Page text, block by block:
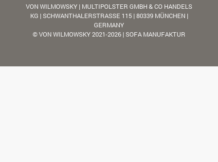
VON WILMOWSKY | MULTIPOLSTER GMBH & CO HANDELS
KG | SCHWANTHALERSTRASSE 115 | 80339 MÜNCHEN |
GERMANY
© VON WILMOWSKY 2021-2026 | SOFA MANUFAKTUR